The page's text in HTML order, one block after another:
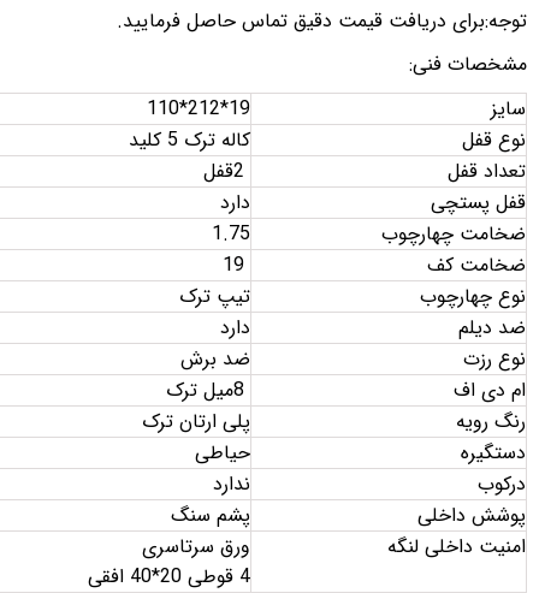
توجه:برای دریافت قیمت دقیق تماس حاصل فرمایید.
مشخصات فنی:
سایز
110*212*19
نوع قفل
کاله ترک 5 کلید
تعداد قفل
2قفل
قفل پستچی
دارد
ضخامت چهارچوب
1.75
ضخامت کف
19
نوع چهارچوب
تیپ ترک
ضد دیلم
دارد
نوع رزت
ضد برش
ام دی اف
8میل ترک
رنگ رویه
پلی ارتان ترک
دستگیره
حیاطی
درکوب
ندارد
پوشش داخلی
پشم سنگ
امنیت داخلی لنگه
ورق سرتاسری
4 قوطی 20*40 افقی